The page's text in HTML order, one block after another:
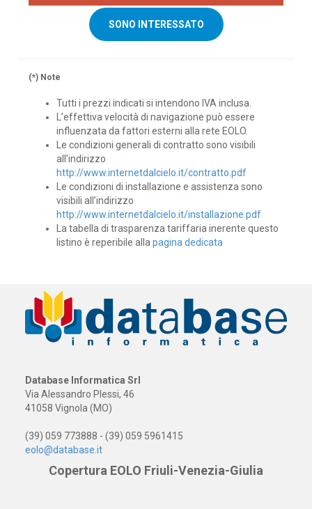
SONO INTERESSATO
(*) Note
Tutti i prezzi indicati si intendono IVA inclusa.
L’effettiva velocità di navigazione può essere
influenzata da fattori esterni alla rete EOLO.
Le condizioni generali di contratto sono visibili
all’indirizzo
http://www.internetdalcielo.it/contratto.pdf
Le condizioni di installazione e assistenza sono
visibili all’indirizzo
http://www.internetdalcielo.it/installazione.pdf
La tabella di trasparenza tariffaria inerente questo
listino è reperibile allapagina dedicata
Database Informatica Srl
Via Alessandro Plessi, 46
41058 Vignola (MO)
(39) 059 773888 - (39) 059 5961415
eolo@database.it
Copertura EOLO Friuli-Venezia-Giulia